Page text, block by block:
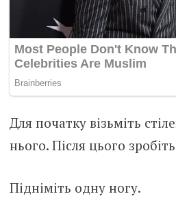
Для початку візьміть
нього. Після цього
Підніміть одну ногу.